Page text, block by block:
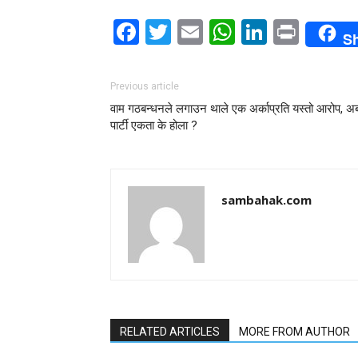
Facebook
Twitter
Email Print
Previous article
वाम गठबन्धनले लगाउन थाले एक अर्काप्रति यस्तो आरोप,
पार्टी एकता के होला ?
sambahak.com
RELATED ARTICLES MORE FROM AUTHOR